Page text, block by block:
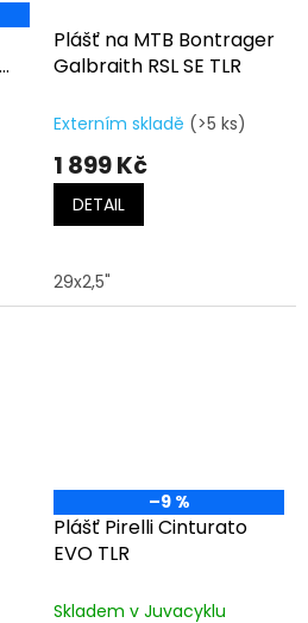
Plášť na MTB Bontrager
Galbraith RSL SE TLR
Externím skladě (>5 ks)
1 899 Kč
DETAIL
29x2,5"
–9 %
Plášť Pirelli Cinturato
EVO TLR
Skladem v Juvacyklu